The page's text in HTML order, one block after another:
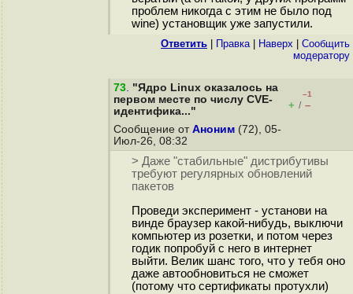
проблем никогда с этим не было под
wine) установщик уже запустили.
Ответить Правка| Наверх
Cообщить
модератору
73. "Ядро Linux оказалось на
первом месте по числу CVE-
идентифика..."
–1
+ / –
Сообщение от Аноним (72), 05-
Июл-26, 08:32
> Даже "стабильные" дистрибутивы
требуют регулярных обновлений
пакетов
Проведи эксперимент - установи на
винде браузер какой-нибудь, выключи
компьютер из розетки, и потом через
годик попробуй с него в интернет
выйти. Велик шанс того, что у тебя оно
даже автообновиться не сможет
(потому что сертификаты протухли)